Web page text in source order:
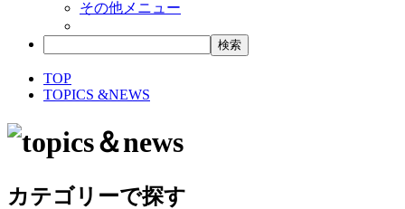
その他メニュー
TOP
TOPICS &NEWS
カテゴリーで探す